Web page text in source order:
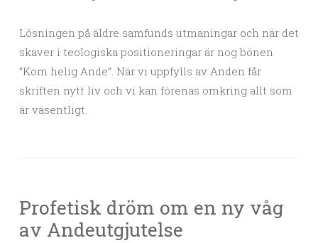
Lösningen på äldre samfunds utmaningar och när det
skaver i teologiska positioneringar är nog bönen
”Kom helig Ande”. När vi uppfylls av Anden får
skriften nytt liv och vi kan förenas omkring allt som
är väsentligt.
Profetisk dröm om en ny våg
av Andeutgjutelse